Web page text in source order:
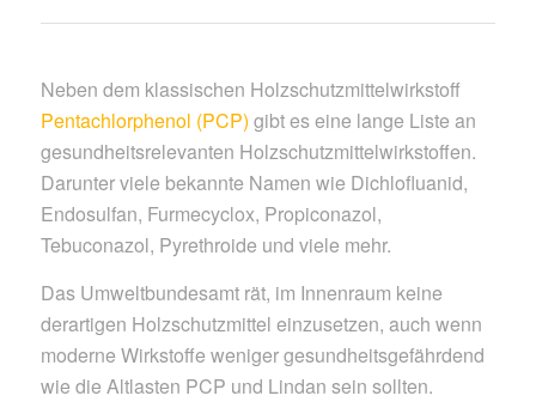
Neben dem klassischen Holzschutzmittelwirkstoff
Pentachlorphenol (PCP) gibt es eine lange Liste an
gesundheitsrelevanten Holzschutzmittelwirkstoffen.
Darunter viele bekannte Namen wie Dichlofluanid,
Endosulfan, Furmecyclox, Propiconazol,
Tebuconazol, Pyrethroide und viele mehr.
Das Umweltbundesamt rät, im Innenraum keine
derartigen Holzschutzmittel einzusetzen, auch wenn
moderne Wirkstoffe weniger gesundheitsgefährdend
wie die Altlasten PCP und Lindan sein sollten.